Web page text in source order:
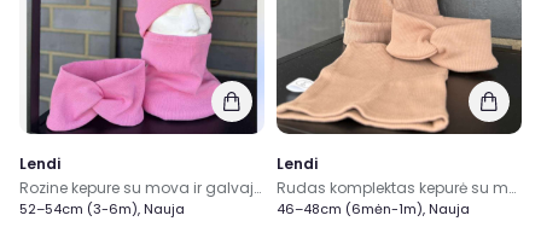
Lendi
Rozine kepure su mova ir galvajuostė
52–54cm (3-6m), Nauja
Lendi
Rudas komplektas kepurė su mova ir galvajuostė
46–48cm (6mėn-1m), Nauja